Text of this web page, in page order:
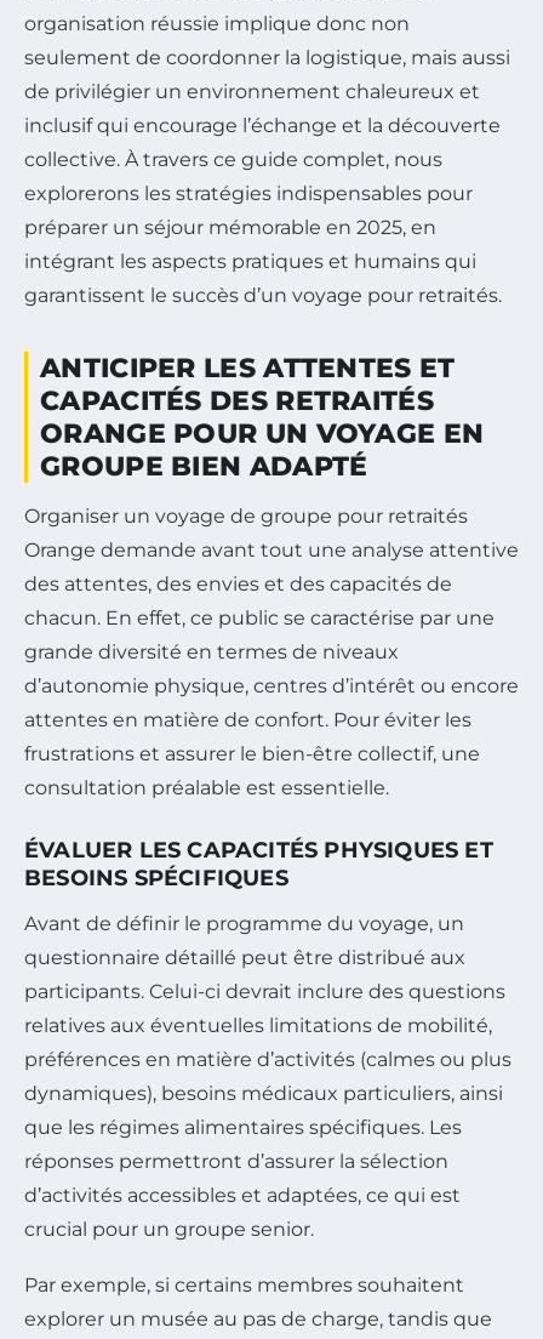
organisation réussie implique donc non
seulement de coordonner la logistique, mais aussi
de privilégier un environnement chaleureux et
inclusif qui encourage l’échange et la découverte
collective. À travers ce guide complet, nous
explorerons les stratégies indispensables pour
préparer un séjour mémorable en 2025, en
intégrant les aspects pratiques et humains qui
garantissent le succès d’un voyage pour retraités.
ANTICIPER LES ATTENTES ET
CAPACITÉS DES RETRAITÉS
ORANGE POUR UN VOYAGE EN
GROUPE BIEN ADAPTÉ
Organiser un voyage de groupe pour retraités
Orange demande avant tout une analyse attentive
des attentes, des envies et des capacités de
chacun. En effet, ce public se caractérise par une
grande diversité en termes de niveaux
d’autonomie physique, centres d’intérêt ou encore
attentes en matière de confort. Pour éviter les
frustrations et assurer le bien-être collectif, une
consultation préalable est essentielle.
ÉVALUER LES CAPACITÉS PHYSIQUES ET
BESOINS SPÉCIFIQUES
Avant de définir le programme du voyage, un
questionnaire détaillé peut être distribué aux
participants. Celui-ci devrait inclure des questions
relatives aux éventuelles limitations de mobilité,
préférences en matière d’activités (calmes ou plus
dynamiques), besoins médicaux particuliers, ainsi
que les régimes alimentaires spécifiques. Les
réponses permettront d’assurer la sélection
d’activités accessibles et adaptées, ce qui est
crucial pour un groupe senior.
Par exemple, si certains membres souhaitent
explorer un musée au pas de charge, tandis que